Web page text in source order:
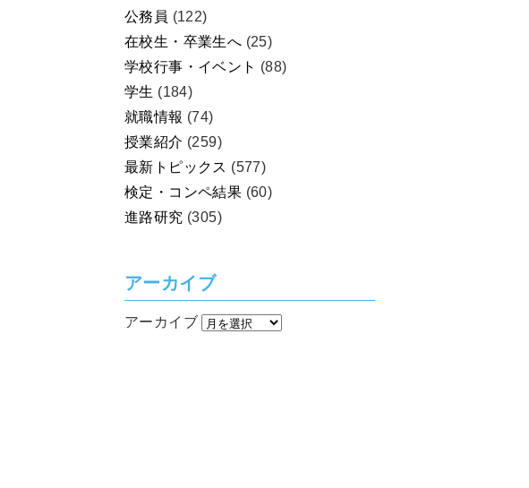
公務員 (122)
在校生・卒業生へ (25)
学校行事・イベント (88)
学生 (184)
就職情報 (74)
授業紹介 (259)
最新トピックス (577)
検定・コンペ結果 (60)
進路研究 (305)
アーカイブ
アーカイブ